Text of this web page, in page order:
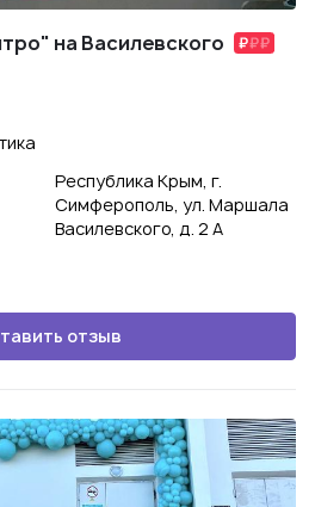
на Василевского
Республика Крым, г.
Симферополь, ул. Маршала
Василевского, д. 2 А
отзыв